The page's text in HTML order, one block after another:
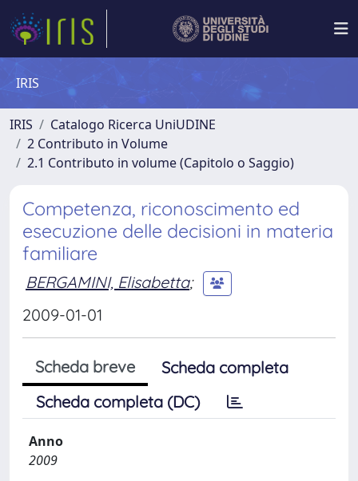
IRIS
IRIS
Catalogo Ricerca UniUDINE
2 Contributo in Volume
2.1 Contributo in volume (Capitolo o Saggio)
Competenza, riconoscimento ed
esecuzione delle decisioni in materia
familiare
BERGAMINI, Elisabetta;
2009-01-01
Scheda breve
Scheda completa
Scheda completa (DC)
Anno
2009